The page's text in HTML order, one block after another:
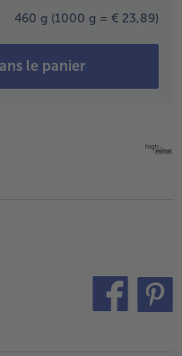
au choix
460 g (1000 g = € 23,89)
le panier